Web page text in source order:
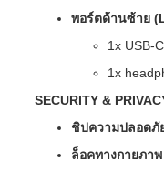
พอร์ตด้านซ้าย
1x USB-
1x
SECURITY &
ชิปความปลอดภั
ล็อคทางกายภา